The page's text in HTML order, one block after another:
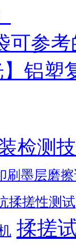
可参
】铝
检测
刷墨层磨
揉搓性测试
揉搓